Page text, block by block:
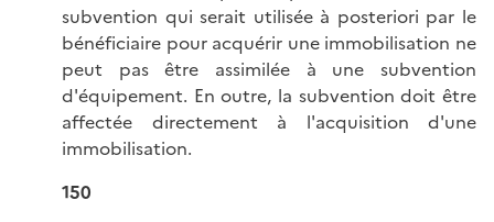
subvention qui serait utilisée à posteriori par le
bénéficiaire pour acquérir une immobilisation ne
peut pas être assimilée à une subvention
d'équipement. En outre, la subvention doit être
affectée directement à l'acquisition d'une
immobilisation.
150